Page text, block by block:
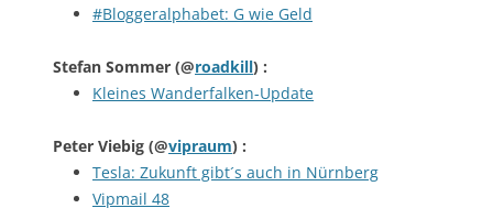
#Bloggeralphabet: G wie Geld
Stefan Sommer (@roadkill) :
Kleines Wanderfalken-Update
Peter Viebig (@vipraum) :
Tesla: Zukunft gibt´s auch in Nürnberg
Vipmail 48